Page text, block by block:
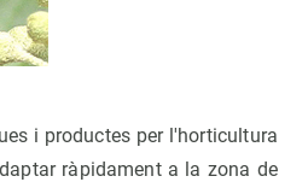
i productes per l'horticultura
ràpidament a la zona de